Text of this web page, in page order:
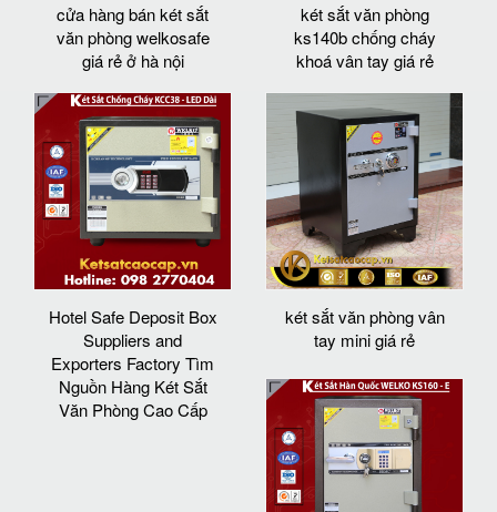
cửa hàng bán két sắt
văn phòng welkosafe
giá rẻ ở hà nội
két sắt văn phòng
ks140b chống cháy
khoá vân tay giá rẻ
Hotel Safe Deposit Box
Suppliers and
Exporters Factory Tìm
Nguồn Hàng Két Sắt
Văn Phòng Cao Cấp
két sắt văn phòng vân
tay mini giá rẻ